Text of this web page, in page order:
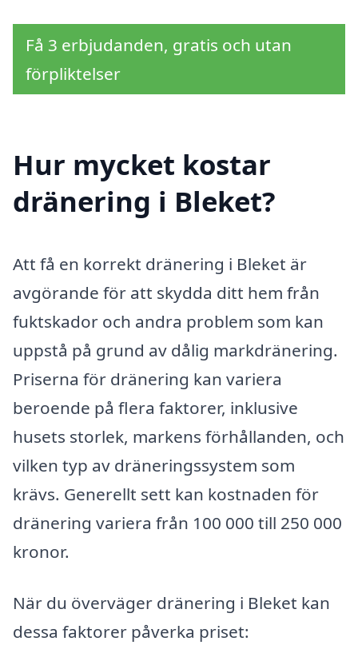
Få 3 erbjudanden, gratis och utan
förpliktelser
Hur mycket kostar
dränering i Bleket?
Att få en korrekt dränering i Bleket är
avgörande för att skydda ditt hem från
fuktskador och andra problem som kan
uppstå på grund av dålig markdränering.
Priserna för dränering kan variera
beroende på flera faktorer, inklusive
husets storlek, markens förhållanden, och
vilken typ av dräneringssystem som
krävs. Generellt sett kan kostnaden för
dränering variera från 100 000 till 250 000
kronor.
När du överväger dränering i Bleket kan
dessa faktorer påverka priset: